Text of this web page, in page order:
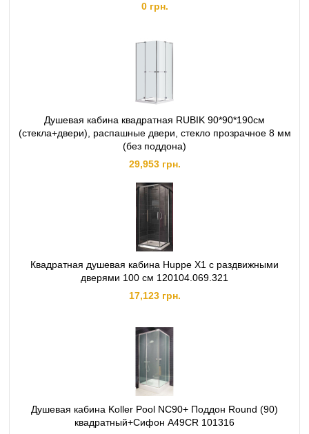
0 грн.
Душевая кабина квадратная RUBIK 90*90*190см
(стекла+двери), распашные двери, стекло прозрачное 8 мм
(без поддона)
29,953 грн.
Квадратная душевая кабина Huppe X1 с раздвижными
дверями 100 см 120104.069.321
17,123 грн.
Душевая кабина Koller Pool NC90+ Поддон Round (90)
квадратный+Сифон А49CR 101316